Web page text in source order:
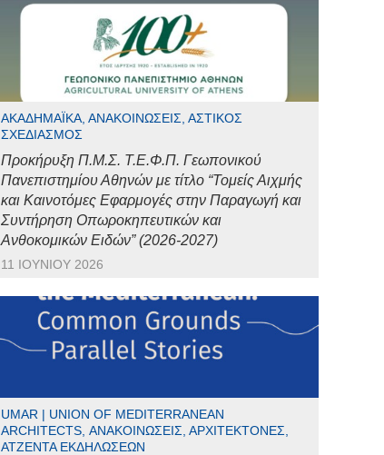
ΑΚΑΔΗΜΑΪΚΆ, ΑΝΑΚΟΙΝΏΣΕΙΣ, ΑΣΤΙΚΌΣ
ΣΧΕΔΙΑΣΜΌΣ
Προκήρυξη Π.Μ.Σ. Τ.Ε.Φ.Π. Γεωπονικού
Πανεπιστημίου Αθηνών με τίτλο “Τομείς Αιχμής
και Καινοτόμες Εφαρμογές στην Παραγωγή και
Συντήρηση Οπωροκηπευτικών και
Ανθοκομικών Ειδών” (2026-2027)
11 ΙΟΥΝΊΟΥ 2026
UMAR | UNION OF MEDITERRANEAN
ARCHITECTS, ΑΝΑΚΟΙΝΏΣΕΙΣ, ΑΡΧΙΤΈΚΤΟΝΕΣ,
ΑΤΖΈΝΤΑ ΕΚΔΗΛΏΣΕΩΝ